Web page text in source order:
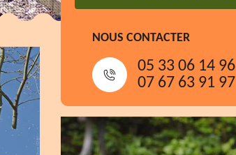
NOUS CONTACTER
05 33 06 14 96
07 67 63 91 97